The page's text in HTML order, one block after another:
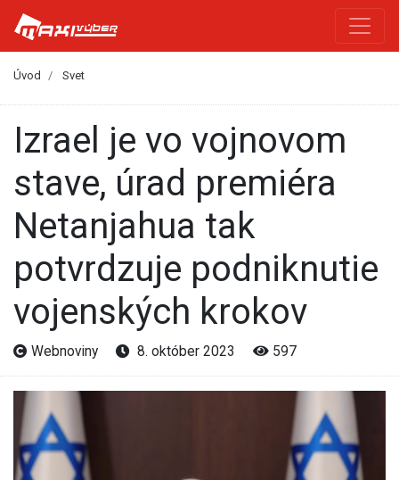
Úvod Svet
Izrael je vo vojnovom
stave, úrad premiéra
Netanjahua tak
potvrdzuje podniknutie
vojenských krokov
Webnoviny 8. október 2023 597